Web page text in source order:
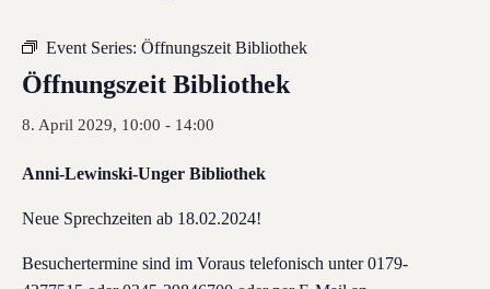
Event Series: Öffnungszeit Bibliothek
Öffnungszeit Bibliothek
8. April 2029, 10:00 - 14:00
Anni-Lewinski-Unger Bibliothek
Neue Sprechzeiten ab 18.02.2024!
Besuchertermine sind im Voraus telefonisch unter 0179-